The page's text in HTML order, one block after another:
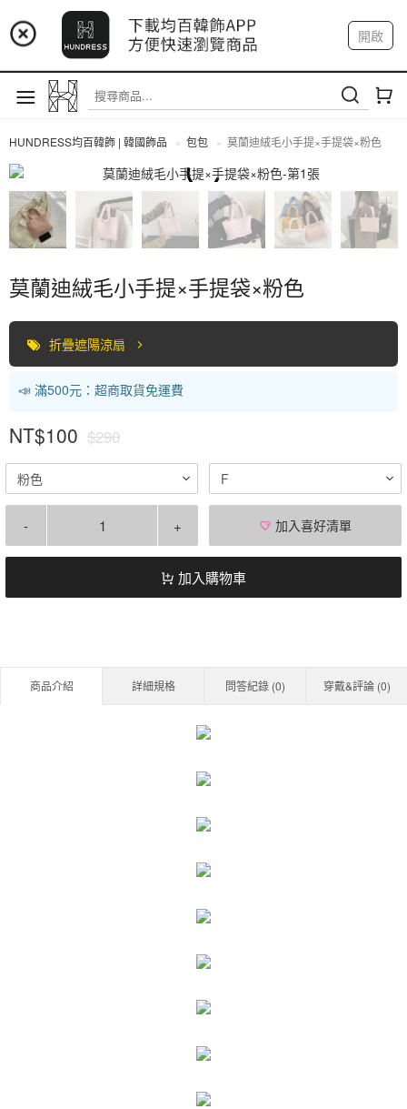
📢 市集預告：9/4-9/6 淡水捷運站
📢 市集預告：9/12-9/13 八里海巡基地
📢 市集預告：8/22-8/23 桃園青埔置地廣場
開啟
註冊 我的帳戶
HUNDRESS均百韓飾 | 韓國飾品 包包 莫蘭迪絨毛小手提×手提袋×粉色
莫蘭迪絨毛小手提×手提袋×粉色
折疊遮陽涼扇
📣 滿500元：超商取貨免運費
NT$100 $290
粉色 F
- + 加入喜好清單
加入購物車
商品介紹 詳細規格 問答紀錄 (0) 穿戴&評論 (0)